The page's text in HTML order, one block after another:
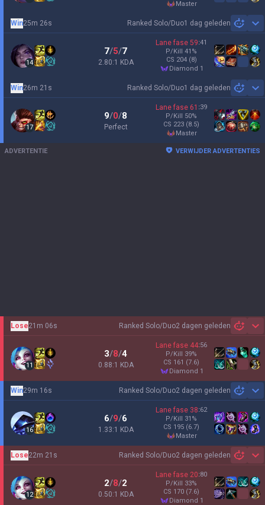
master
Ranked Solo/Duo1 dag geleden
Win25m 26s
14
7/5/7
2.80:1 KDA
Lane fase 59:41
P/Kill 41 %
CS 204 (8)
diamond 1
Ranked Solo/Duo1 dag geleden
Win26m 21s
17
9/0/8
Perfect
Lane fase 61 :39
P/Kill 50%
CS 223 (8.5)
master
ADVERTENTIE VERWIJDER ADVERTENTIES
Ranked Solo/Duo2 dagen geleden
Lose21m 06s
11
3/8/4
0.88:1 KDA
Lane fase 44:56
P/Kill 39%
CS 161 (7.6)
diamond 1
Ranked Solo/Duo2 dagen geleden
Win29m 16s
16
6/9/6
1.33:1 KDA
Lane fase 38:62
P/Kill 31 %
CS 195 (6.7)
master
Ranked Solo/Duo2 dagen geleden
Lose22m 21s
12
2/8/2
0.50:1 KDA
Lane fase 20:80
P/Kill 33%
CS 170 (7.6)
diamond 1